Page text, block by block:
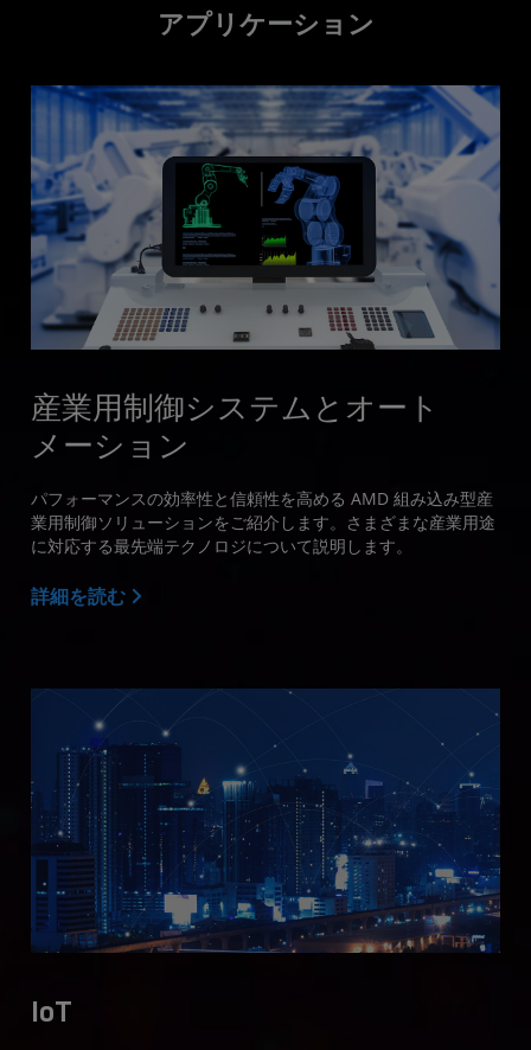
アプリケーション
産業用制御システムとオート
メーション
パフォーマンスの効率性と信頼性を高める AMD 組み込み型産
業用制御ソリューションをご紹介します。さまざまな産業用途
に対応する最先端テクノロジについて説明します。
詳細を読む
IoT